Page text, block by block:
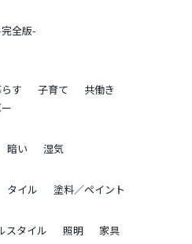
全版-
す 子育て
共働き
暗い
湿気
タイル
塗料／ペイント
スタイル 照明
家具